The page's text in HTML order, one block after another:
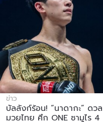
ข่าว
บัลลังก์ร้อน! “นาดากะ” ดว
มวยไทย ศึก ONE ซามูไร 4